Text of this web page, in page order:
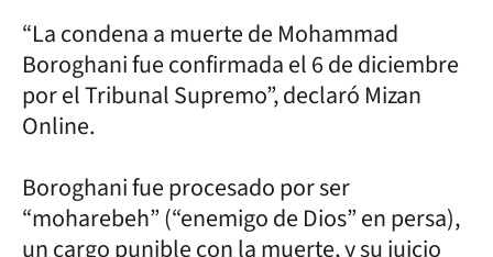
“La condena a muerte de Mohammad
Boroghani fue confirmada el 6 de diciembre
por el Tribunal Supremo”, declaró Mizan
Online.
Boroghani fue procesado por ser
“moharebeh” (“enemigo de Dios” en persa),
un cargo punible con la muerte, y su juicio